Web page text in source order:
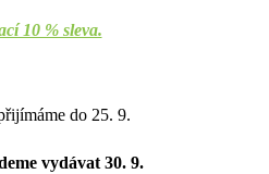
10 % sleva.
do 25. 9.
vydávat 30. 9.